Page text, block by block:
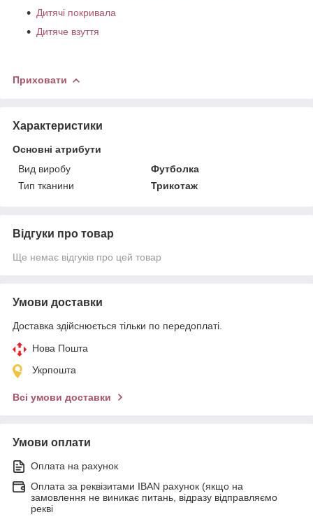
Дитячі покривала
Дитяче взуття
Приховати
Характеристики
Основні атрибути
Вид виробу
Футболка
Тип тканини
Трикотаж
Відгуки про товар
Ще немає відгуків про цей товар
Умови доставки
Доставка здійснюється тільки по передоплаті.
Нова Пошта
Укрпошта
Всі умови доставки
Умови оплати
Оплата на рахунок
Оплата за реквізитами IBAN рахунок (якщо на
замовлення не виникає питань, відразу відправляємо
рекві